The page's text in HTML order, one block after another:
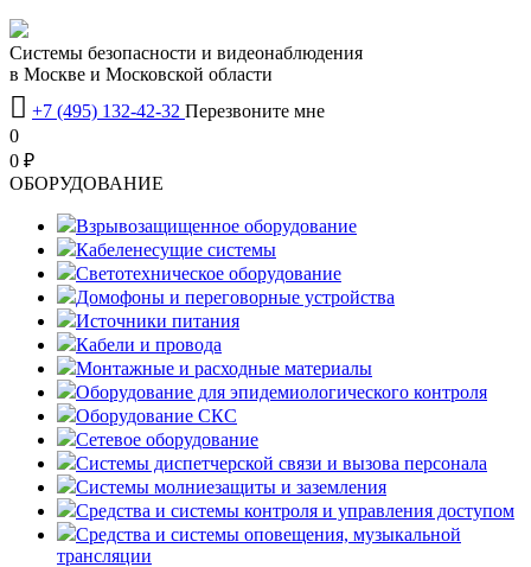
Системы безопасности и видеонаблюдения
в Москве и Московской области
 +7 (495) 132-42-32 Перезвоните мне
0
0 ₽
OБОРУДОВАНИЕ
Взрывозащищенное оборудование
Кабеленесущие системы
Светотехническое оборудование
Домофоны и переговорные устройства
Источники питания
Кабели и провода
Монтажные и расходные материалы
Оборудование для эпидемиологического контроля
Оборудование СКС
Сетевое оборудование
Системы диспетчерской связи и вызова персонала
Системы молниезащиты и заземления
Средства и системы контроля и управления доступом
Средства и системы оповещения, музыкальной
трансляции